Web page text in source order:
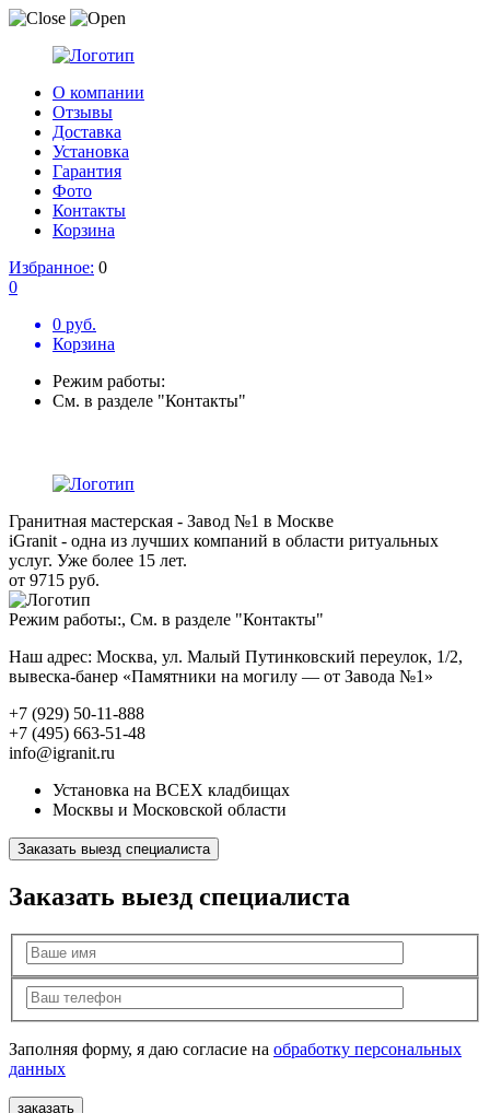
О компании
Отзывы
Доставка
Установка
Гарантия
Фото
Контакты
Корзина
Избранное: 0
0
0 руб.
Корзина
Режим работы:
См. в разделе "Контакты"
Гранитная мастерская - Завод №1 в Москве
iGranit - одна из лучших компаний в области ритуальных
услуг. Уже более 15 лет.
от 9715 руб.
Режим работы:, См. в разделе "Контакты"
Наш адрес: Москва, ул. Малый Путинковский переулок, 1/2,
вывеска-банер «Памятники на могилу — от Завода №1»
+7 (929) 50-11-888
+7 (495) 663-51-48
info@igranit.ru
Установка на ВСЕХ кладбищах
Москвы и Московской области
Заказать выезд специалиста
Заказать выезд специалиста
Заполняя форму, я даю согласие на обработку персональных
данных